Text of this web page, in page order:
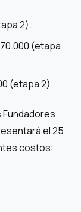
2).
(etapa
(etapa 2).
el 25
costos: